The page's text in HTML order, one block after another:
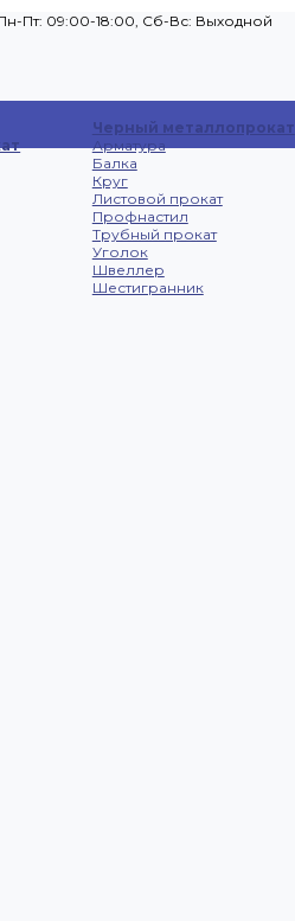
Пт: 09:00-18:00, Cб-Вс: Выходной
Черный металлопрокат
Арматура
Балка
Круг
Листовой прокат
Профнастил
Трубный прокат
Уголок
Швеллер
Шестигранник